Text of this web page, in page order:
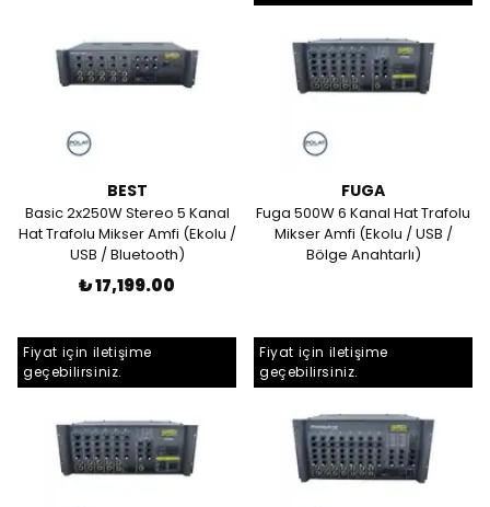
BEST
Basic 2x250W Stereo 5 Kanal
Hat Trafolu Mikser Amfi (Ekolu /
USB / Bluetooth)
₺ 17,199.00
FUGA
Fuga 500W 6 Kanal Hat Trafolu
Mikser Amfi (Ekolu / USB /
Bölge Anahtarlı)
Fiyat için iletişime
geçebilirsiniz.
Fiyat için iletişime
geçebilirsiniz.